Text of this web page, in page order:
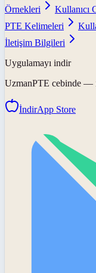
Örnekleri
Kullanıcı
PTE Kelimeleri
İletişim Bilgileri
Uygulamayı indir
UzmanPTE cebinde —
İndirApp Store